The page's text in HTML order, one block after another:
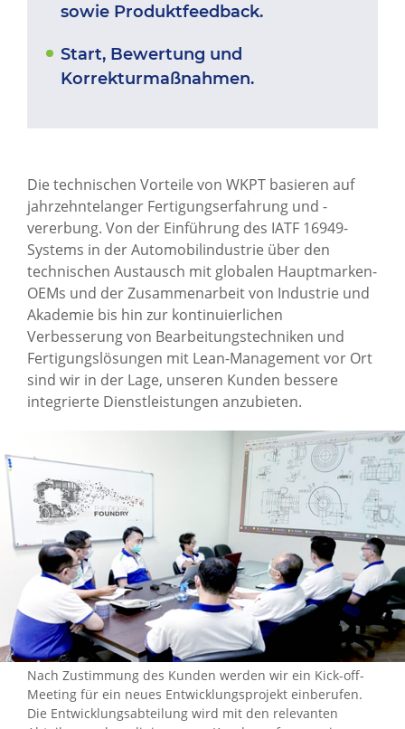
sowie Produktfeedback.
Start, Bewertung und
Korrekturmaßnahmen.
Die technischen Vorteile von WKPT basieren auf
jahrzehntelanger Fertigungserfahrung und -
vererbung. Von der Einführung des IATF 16949-
Systems in der Automobilindustrie über den
technischen Austausch mit globalen Hauptmarken-
OEMs und der Zusammenarbeit von Industrie und
Akademie bis hin zur kontinuierlichen
Verbesserung von Bearbeitungstechniken und
Fertigungslösungen mit Lean-Management vor Ort
sind wir in der Lage, unseren Kunden bessere
integrierte Dienstleistungen anzubieten.
Nach Zustimmung des Kunden werden wir ein Kick-off-
Meeting für ein neues Entwicklungsprojekt einberufen.
Die Entwicklungsabteilung wird mit den relevanten